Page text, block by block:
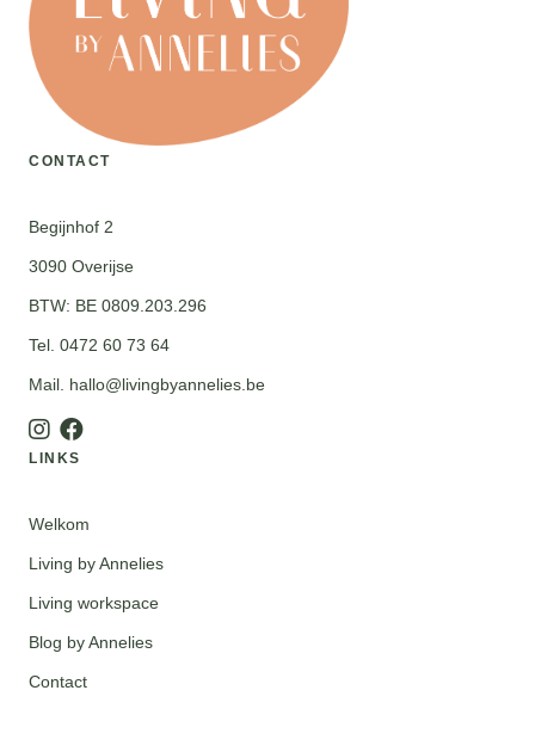
CONTACT
Begijnhof 2
3090 Overijse
BTW: BE 0809.203.296
Tel. 0472 60 73 64
Mail. hallo@livingbyannelies.be
LINKS
Welkom
Living by Annelies
Living workspace
Blog by Annelies
Contact